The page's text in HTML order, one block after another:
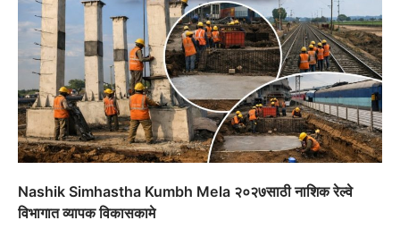
Nashik Simhastha Kumbh Mela २०२७साठी नाशिक रेल्वे
विभागात व्यापक विकासकामे